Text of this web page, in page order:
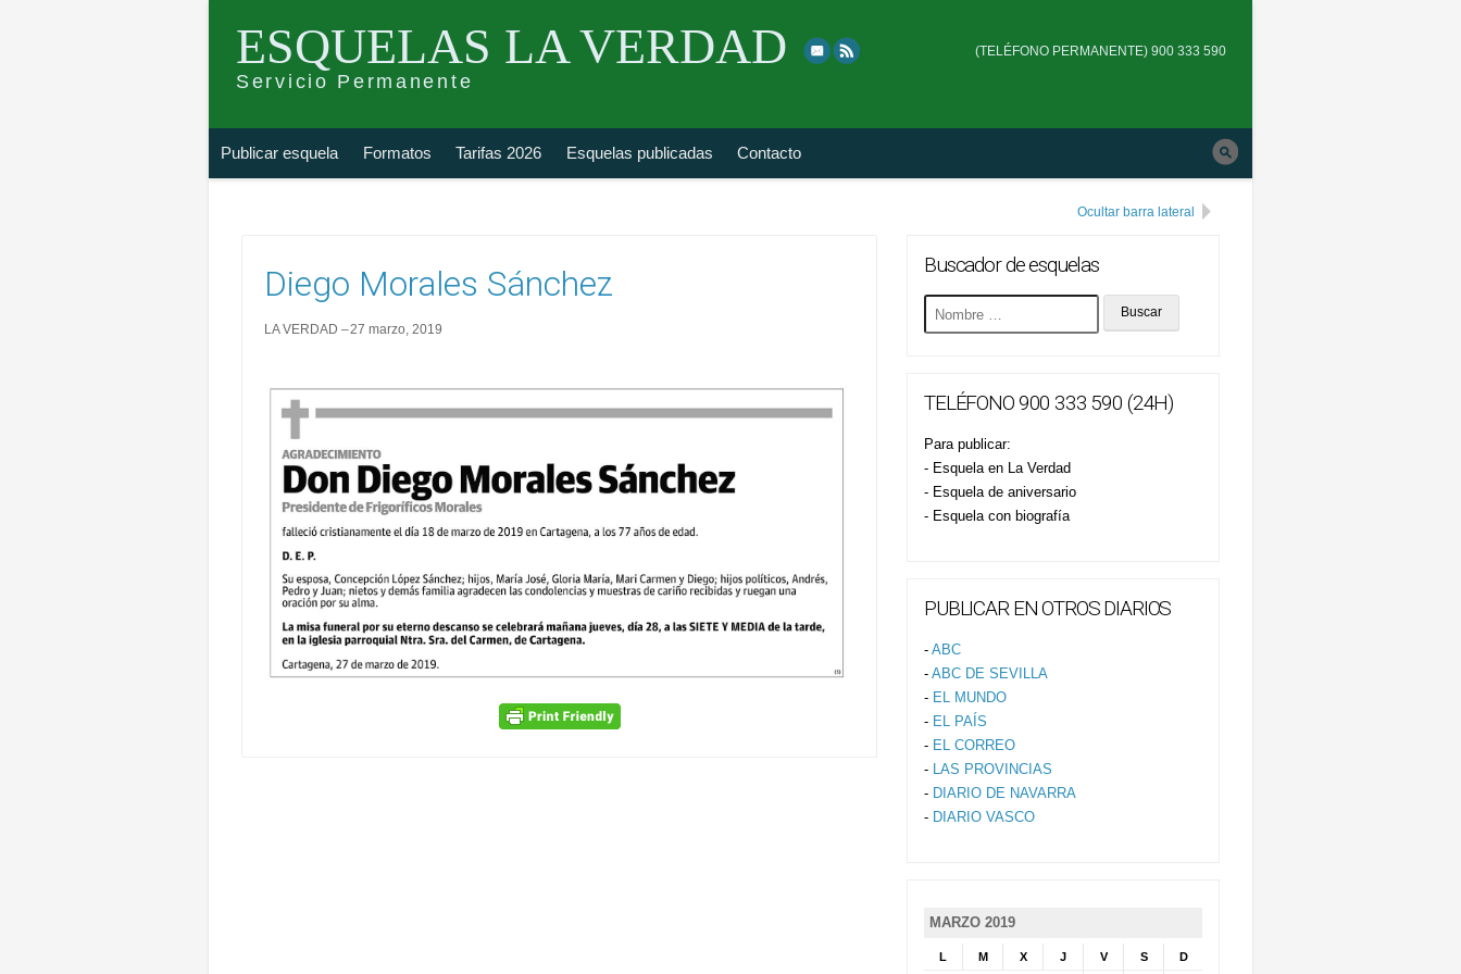
ESQUELAS LA VERDAD
Servicio Permanente
to
top
main
(TELÉFONO PERMANENTE) 900 333 590
Publicar esquela Formatos Tarifas 2026 Esquelas publicadas Contacto
esquela
Diego Morales Sánchez
LA VERDAD 27 marzo, 2019
Ocultar barra lateral
Buscador de esquelas
Buscar
esquela
TELÉFONO 900 333 590 (24H)
Para publicar:
- Esquela en La Verdad
- Esquela de aniversario
- Esquela con biografía
PUBLICAR EN OTROS DIARIOS
- ABC
- ABC DE SEVILLA
- EL MUNDO
- EL PAÍS
- EL CORREO
- LAS PROVINCIAS
- DIARIO DE NAVARRA
- DIARIO VASCO
MARZO 2019
L M X J V S D